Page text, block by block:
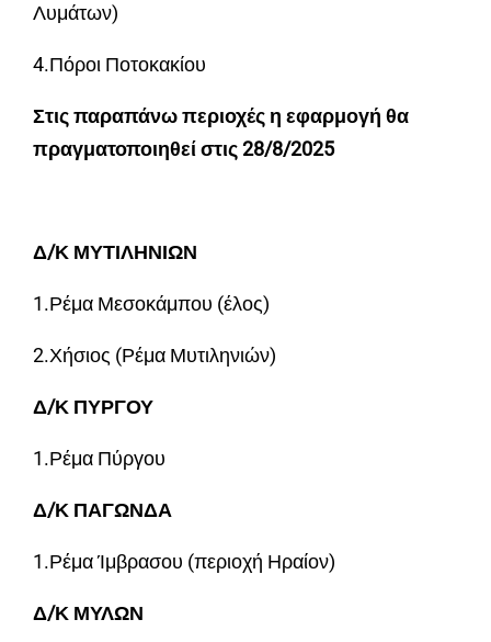
Λυμάτων)
4.Πόροι Ποτοκακίου
Στις παραπάνω περιοχές η εφαρμογή θα
πραγματοποιηθεί στις 28/8/2025
Δ/Κ ΜΥΤΙΛΗΝΙΩΝ
1.Ρέμα Μεσοκάμπου (έλος)
2.Χήσιος (Ρέμα Μυτιληνιών)
Δ/Κ ΠΥΡΓΟΥ
1.Ρέμα Πύργου
Δ/Κ ΠΑΓΩΝΔΑ
1.Ρέμα Ίμβρασου (περιοχή Ηραίον)
Δ/Κ ΜΥΛΩΝ